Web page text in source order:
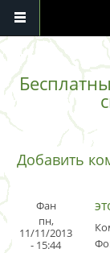
Перейти к
Добавить
Фан
пн,
11/11/2013
- 15:44